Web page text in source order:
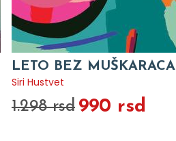
LETO BEZ MUŠKARACA
Siri Hustvet
1.298 rsd 990 rsd